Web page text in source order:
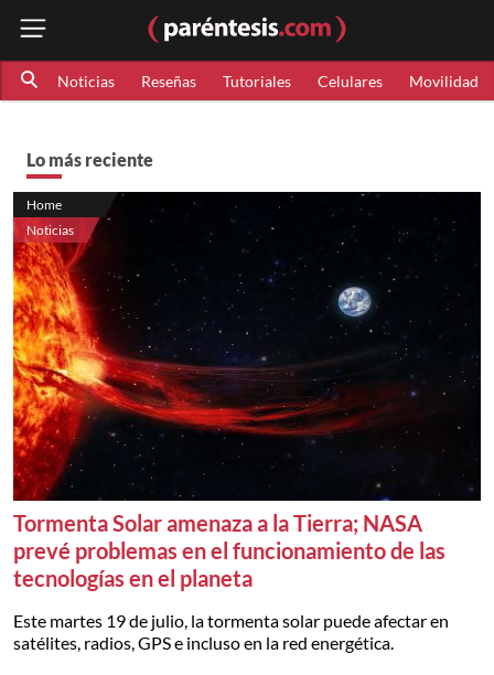
Noticias Reseñas Tutoriales Celulares Movilidad
Lo más reciente
Home
Noticias
Tormenta Solar amenaza a la Tierra; NASA
prevé problemas en el funcionamiento de las
tecnologías en el planeta
Este martes 19 de julio, la tormenta solar puede afectar en
satélites, radios, GPS e incluso en la red energética.